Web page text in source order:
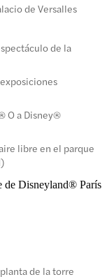
de Versalles
de la
O a Disney®
libre en el parque
de Disneyland® París
de la torre